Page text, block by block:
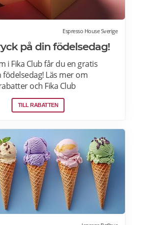
Espresso House Sverige
på din födelsedag!
i Fika Club får du en gratis
födelsedag! Läs mer om
och Fika Club
på Espresso House här.
TILL RABATTEN